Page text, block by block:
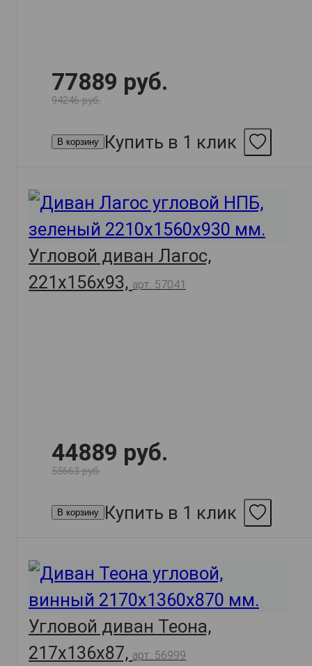
77889 руб.
94246 руб.
В корзину Купить в 1 клик
Угловой диван Лагос,
221х156х93, арт. 57041
44889 руб.
55663 руб.
В корзину Купить в 1 клик
Угловой диван Теона,
217х136х87, арт. 56999